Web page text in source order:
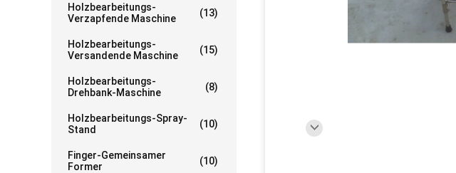
Holzbearbeitungs-
Verzapfende Maschine
(13)
Holzbearbeitungs-
Versandende Maschine
(15)
Holzbearbeitungs-
Drehbank-Maschine
(8)
Holzbearbeitungs-Spray-
Stand
(10)
Finger-Gemeinsamer
Former
(10)